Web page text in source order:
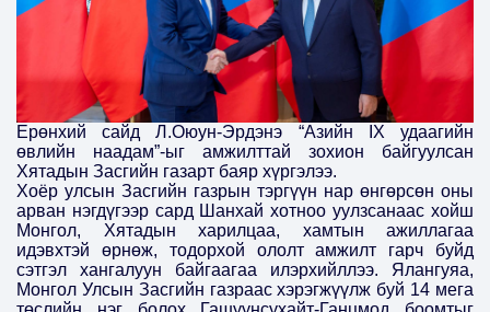
Ерөнхий сайд Л.Оюун-Эрдэнэ “Азийн
IX удаагийн
өвлийн наадам”-ыг амжилттай зохион байгуулсан
Хятадын Засгийн газарт баяр хүргэлээ.
Хоёр улсын Засгийн газрын тэргүүн нар өнгөрсөн оны
арван нэгдүгээр сард Шанхай хотноо уулзсанаас хойш
Монгол, Хятадын харилцаа, хамтын ажиллагаа
идэвхтэй өрнөж, тодорхой ололт амжилт гарч буйд
сэтгэл хангалуун байгаагаа илэрхийллээ. Ялангуяа,
Монгол Улсын Засгийн газраас хэрэгжүүлж буй 14 мега